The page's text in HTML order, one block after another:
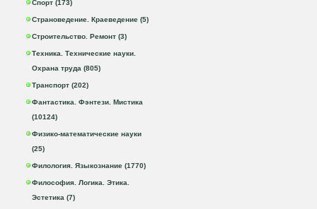
Спорт (173)
Страноведение. Краеведение (5)
Строительство. Ремонт (3)
Техника. Технические науки.
Охрана труда (805)
Транспорт (202)
Фантастика. Фэнтези. Мистика
(10124)
Физико-математические науки
(25)
Филология. Языкознание (1770)
Философия. Логика. Этика.
Эстетика (7)